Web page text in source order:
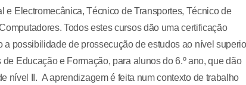
Electromecânica, Técnico de Transportes, Técnico de
Todos estes cursos dão uma certificação
possibilidade de prossecução de estudos ao nível
Educação e Formação, para alunos do 6.º ano, que dão
nível II. A aprendizagem é feita num contexto de trabalho